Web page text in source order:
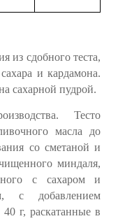
из сдобного теста,
и кардамона.
сахарной пудрой.
Тесто
масла до
со сметаной и
миндаля,
с сахаром и
с добавлением
г, раска­танные в